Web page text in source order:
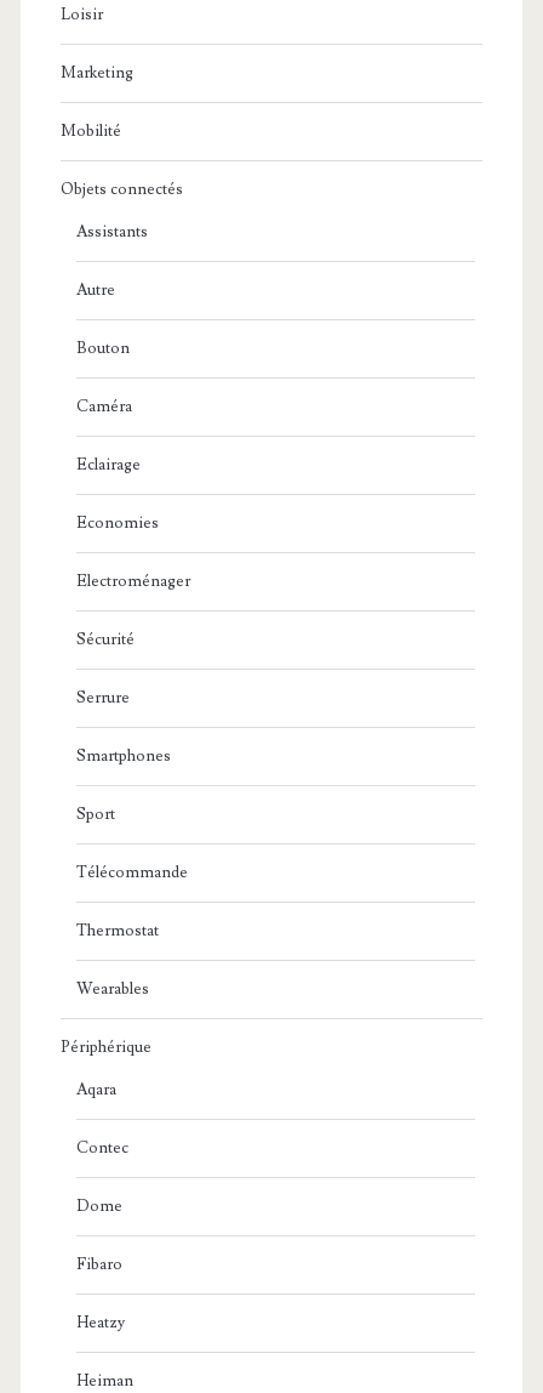
Loisir
Marketing
Mobilité
Objets connectés
Assistants
Autre
Bouton
Caméra
Eclairage
Economies
Electroménager
Sécurité
Serrure
Smartphones
Sport
Télécommande
Thermostat
Wearables
Périphérique
Aqara
Contec
Dome
Fibaro
Heatzy
Heiman